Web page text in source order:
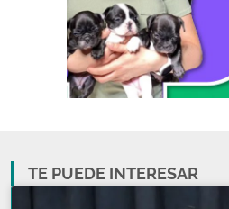
TE PUEDE INTERESAR